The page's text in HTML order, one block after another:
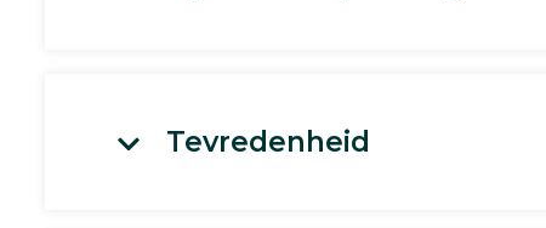
Tevredenheid